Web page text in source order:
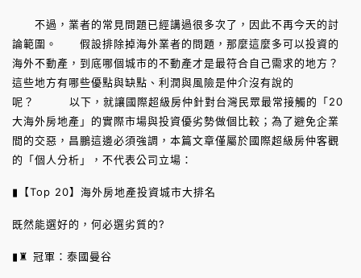
不過，業者的常見問題已經講過很多次了，因此不再今天的討
論範圍。 假設排除掉海外業者的問題，那麼這麼多可以投資的
海外不動產，到底哪個城市的不動產才是最符合自己需求的地方？
這些地方有哪些優點與缺點、利潤與風險是仲介沒有說的
呢？ 以下，就讓國際超級房仲針對台灣民眾最常接觸的「20
大海外房地產」的實際市場與投資優劣勢做個比較；為了避免企業
間的交惡，昌鵬這邊必須強調，本篇文章僅屬於國際超級房仲客觀
的「個人分析」，不代表公司立場：
▮【Top 20】海外房地產投資城市大排名
既然能選好的，何必選劣質的?
▮♜ 冠軍：泰國曼谷